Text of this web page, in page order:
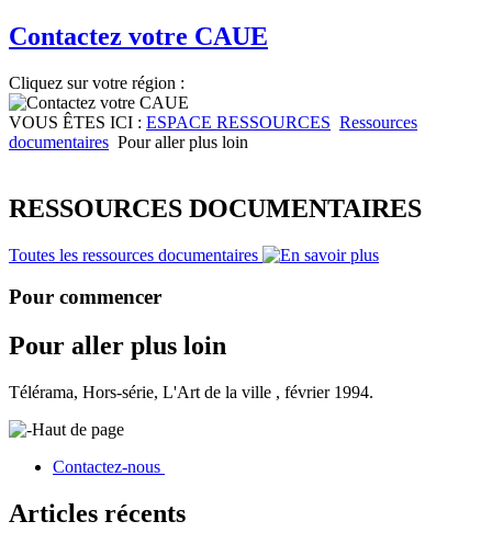
Contactez votre CAUE
Cliquez sur votre région :
VOUS ÊTES ICI : ESPACE RESSOURCES Ressources
documentaires Pour aller plus loin
RESSOURCES DOCUMENTAIRES
Toutes les ressources documentaires
Pour commencer
Pour aller plus loin
Télérama, Hors-série, L'Art de la ville , février 1994.
Haut de page
Contactez-nous
Articles récents